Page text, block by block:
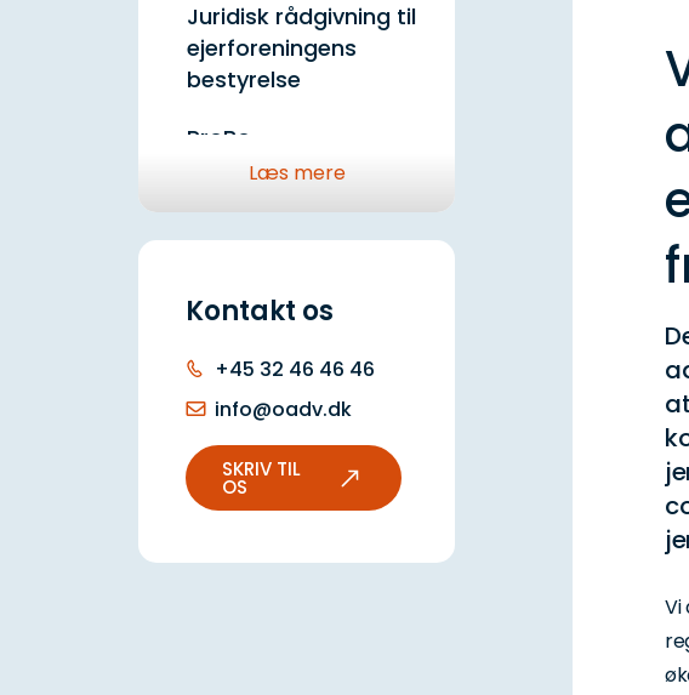
Juridisk rådgivning til
ejerforeningens
bestyrelse
ProBo
Byggesagsadministration
Basisadministration
Økonomi
Læs mere
Kontakt os
+45 32 46 46 46
info@oadv.dk
SKRIV TIL
OS
Vi